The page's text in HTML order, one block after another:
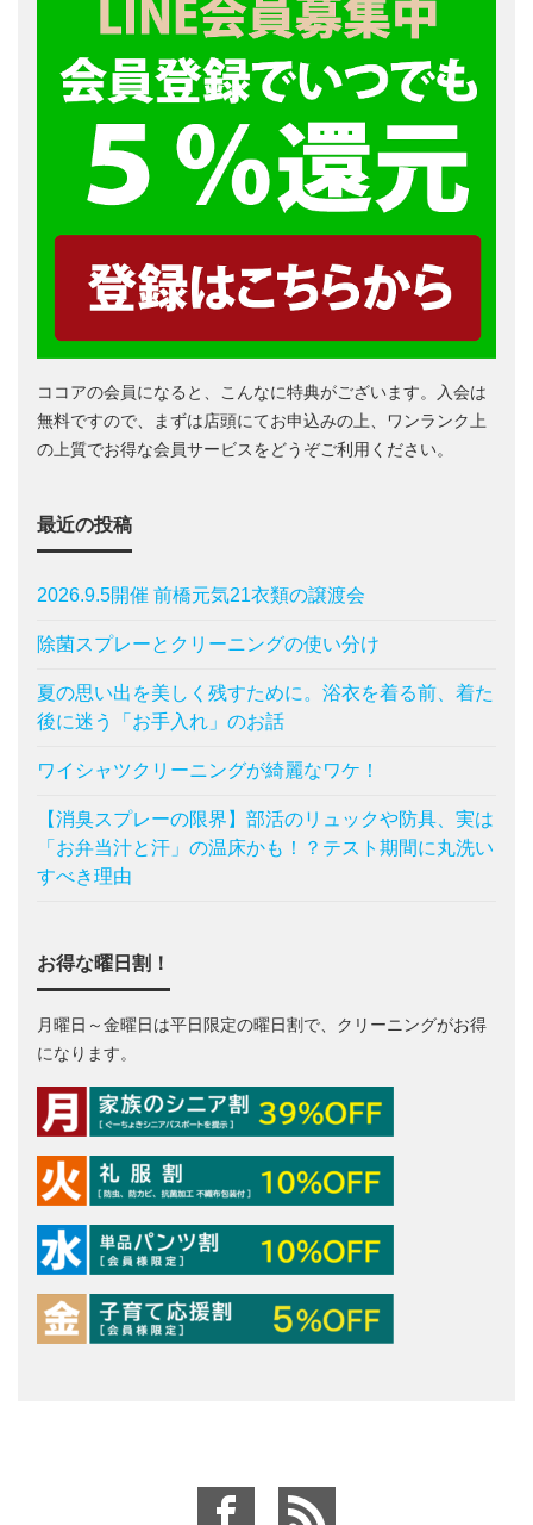
ココアの会員になると、こんなに特典がございます。入会は
無料ですので、まずは店頭にてお申込みの上、ワンランク上
の上質でお得な会員サービスをどうぞご利用ください。
最近の投稿
2026.9.5開催 前橋元気21衣類の譲渡会
除菌スプレーとクリーニングの使い分け
夏の思い出を美しく残すために。浴衣を着る前、着た
後に迷う「お手入れ」のお話
ワイシャツクリーニングが綺麗なワケ！
【消臭スプレーの限界】部活のリュックや防具、実は
「お弁当汁と汗」の温床かも！？テスト期間に丸洗い
すべき理由
お得な曜日割！
月曜日～金曜日は平日限定の曜日割で、クリーニングがお得
になります。